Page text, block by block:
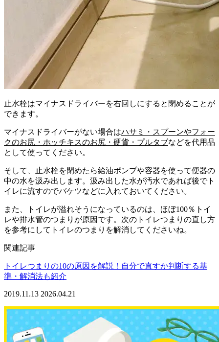
止水栓はマイナスドライバーを右回しにすると閉めることが
できます。
マイナスドライバーがない場合はハサミ・スプーンやフォー
クのお尻・ホッチキスのお尻・硬貨・プルタブなどを代用品
として使ってください。
そして、止水栓を閉めたら給油ポンプや容器を使って便器の
中の水を汲み出します。汲み出した水が汚水であれば後でト
イレに流すのでバケツなどに入れておいてください。
また、トイレが溢れそうになっているのは、ほぼ100％トイ
レや排水管のつまりが原因です。次のトイレつまりの直し方
を参考にしてトイレのつまりを解消してくださいね。
関連記事
トイレつまりの10の原因を解説！自分で直すか判断する基
準・解消法も紹介
2019.11.13 2026.04.21